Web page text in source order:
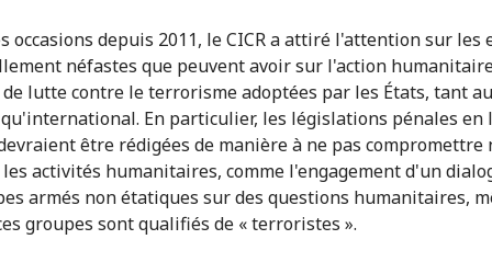
occasions depuis 2011, le CICR a attiré l'attention sur les
néfastes que peuvent avoir sur l'action
lutte contre le terrorisme adoptées par les États, tant
En particulier, les législations pénales en
être rédigées de manière à ne pas compromettre
activités humanitaires, comme l'engagement d'un
armés non étatiques sur des questions humanitaires,
groupes sont qualifiés de « terroristes ».